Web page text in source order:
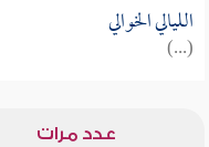
الليالي الخوالي
(...)
عدد مرات